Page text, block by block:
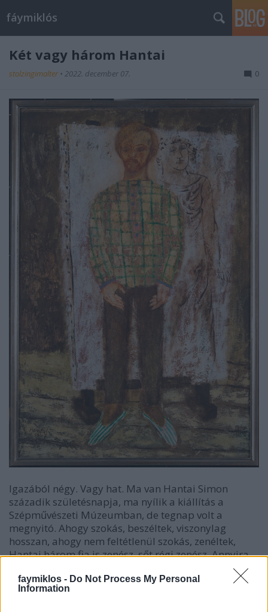
faymiklos - Do Not Process My Personal
Information
fáymiklós
Két vagy három Hantai
stolzingimalter • 2022. december 07. 0
Igazából négy. Vagy hat. Ma van Hantai Simon
századik születésnapja, ma nyílik a kiállítás a
Szépművészeti Múzeumban, de tegnap volt a
megnyitó. Ahogy szokás, beszéltek, viszonylag
hosszan, ahogy nem feltétlenül szokás, zenéltek,
Hantai három fia is zenész, sőt régi zenész. Annyira
azok, hogy én elég sokáig nem tudtam a csembalista
Pierre Hantairól, hogy „ő a fia”, nyilván gyanús volt,
hogy valakinek Hantai a neve, de az i-n két pont van